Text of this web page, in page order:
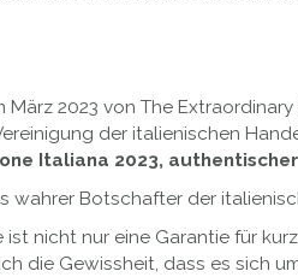
März 2023 von The
der italienischen
Italiana 2023,
wahrer Botschafter der
ist nicht nur eine Garantie für
die Gewissheit, dass es sich